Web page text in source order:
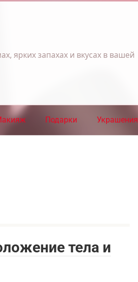
ярких запахах и вкусах в вашей
Подарки Украшения
тела и